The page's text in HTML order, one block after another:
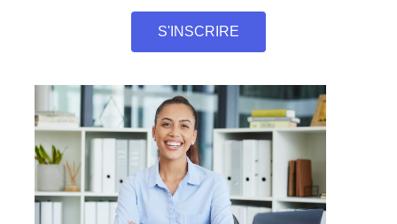
S'INSCRIRE